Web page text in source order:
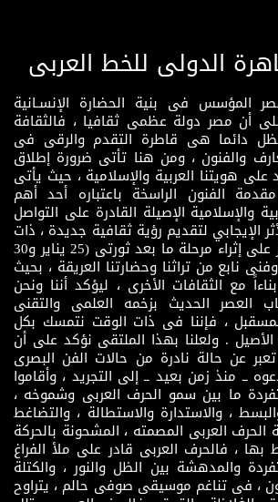
الدولى للخط العربى
المؤسس فى بنية الحضارة الإنسـانية
أن مصر دولة عظمى ثقافيا ، فالثقافة
دائما هى قاطرة التقدم والرقى فى
والفنون ، ومن هنا تأتى ضرورة إطلاق
على هويتنا العربية والإسلامية ، حيث يأتى
الفنون الراسخة باعتباره أحد أهم
والإسلامية الإصيلة القادرة على التواصل
الإيجابي لتقديم رؤية ثقافية جديدة ، ذات
مضمون ثقافى قادر على إثراء مرحلة ما بعد ثورتى (25 يناير و30
نابع من تراثنا وحضارتنا العريقة ، بحيث
مع الثقافات الأخرى ، ليؤكد أننا ونحن
العصر الحديث بزخمه العلمى والتقنى
، فإننا فى ذات الوقت نتمسك بكل
الأصيل . ولعلنا بهذا الملتقى نؤكد على أن
عن حالة نادرة من حالات الفن البصرى
ــ منذ زمن بعيد ــ إلى التجريد ، وأقاموا
ما بين سمو الحرف العربى وشموخه ،
، والاستدارة والاستطالة ، والتضاغط
الحرف العربى المصمته ، المشحونة بالحركة
بها ، فالحرف العربى قادر على ملأ الفراغ
والمدهشة بين الظل والنور ، والكتلة
، فى تناغم موسيقى صوفى حالم ، يتراوح